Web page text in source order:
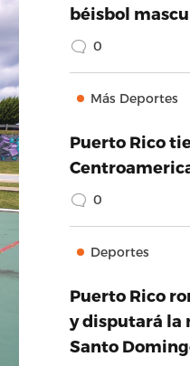
béisbol
0
Más Deportes
Puerto Rico
0
Deportes
Puerto Rico
y disputará la
Santo